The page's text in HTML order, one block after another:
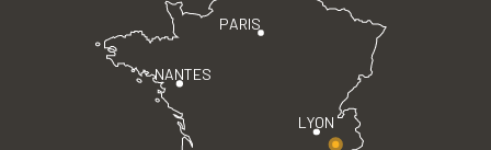
PARIS
LYON
NANTES